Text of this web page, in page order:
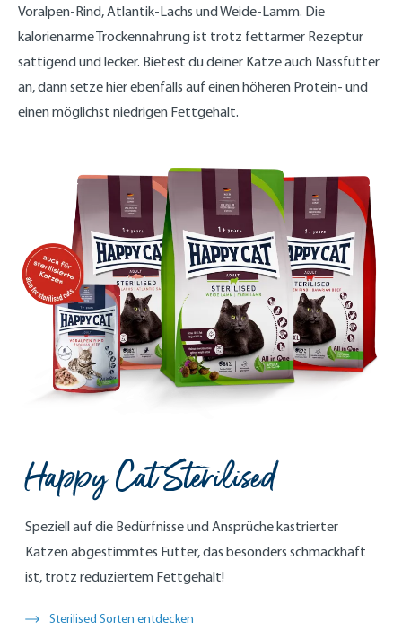
Voralpen-Rind, Atlantik-Lachs und Weide-Lamm. Die
kalorienarme Trockennahrung ist trotz fettarmer Rezeptur
sättigend und lecker. Bietest du deiner Katze auch Nassfutter
an, dann setze hier ebenfalls auf einen höheren Protein- und
einen möglichst niedrigen Fettgehalt.
Happy Cat Sterilised
Speziell auf die Bedürfnisse und Ansprüche kastrierter
Katzen abgestimmtes Futter, das besonders schmackhaft
ist, trotz reduziertem Fettgehalt!
Sterilised Sorten entdecken